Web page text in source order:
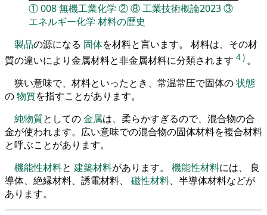
①008無機工業化学 ②⑧工業技術概論2023③
エネルギー化学 材料の歴史
製品の源になる 固体を材料と言います。 材料は、その材
質の違いにより金属材料と非金属材料に分類されます 4) 。
狭い意味で、材料といったとき、常温常圧で固体の状態
の物質を指すことがあります。
純物質としての金属は、柔らかすぎるので、混合物の合
金が使われます。広い意味での混合物の固体材料を複合材料
と呼ぶことがあります。
機能性材料と 建築材料があります。 機能性材料には、 良
導体、絶縁材料、誘電材料、 磁性材料、半導体材料などが
あります。